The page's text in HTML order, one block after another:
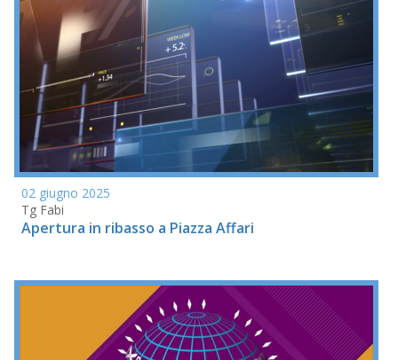
02 giugno 2025
Tg Fabi
Apertura in ribasso a Piazza Affari